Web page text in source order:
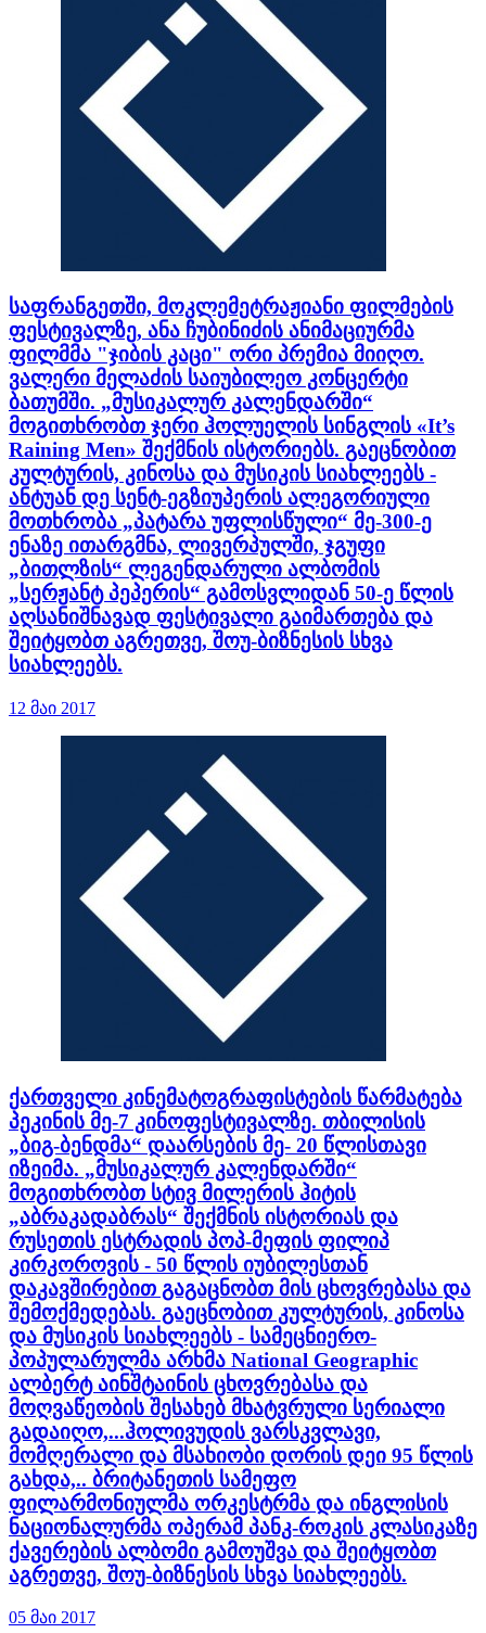
საფრანგეთში, მოკლემეტრაჟიანი ფილმების
ფესტივალზე, ანა ჩუბინიძის ანიმაციურმა
ფილმმა "ჯიბის კაცი" ორი პრემია მიიღო.
ვალერი მელაძის საიუბილეო კონცერტი
ბათუმში. „მუსიკალურ კალენდარში“
მოგითხრობთ ჯერი ჰოლუელის სინგლის «It’s
Raining Men» შექმნის ისტორიებს. გაეცნობით
კულტურის, კინოსა და მუსიკის სიახლეებს -
ანტუან დე სენტ-ეგზიუპერის ალეგორიული
მოთხრობა „პატარა უფლისწული“ მე-300-ე
ენაზე ითარგმნა, ლივერპულში, ჯგუფი
„ბითლზის“ ლეგენდარული ალბომის
„სერჟანტ პეპერის“ გამოსვლიდან 50-ე წლის
აღსანიშნავად ფესტივალი გაიმართება და
შეიტყობთ აგრეთვე, შოუ-ბიზნესის სხვა
სიახლეებს.
12 მაი 2017
ქართველი კინემატოგრაფისტების წარმატება
პეკინის მე-7 კინოფესტივალზე. თბილისის
„ბიგ-ბენდმა“ დაარსების მე- 20 წლისთავი
იზეიმა. „მუსიკალურ კალენდარში“
მოგითხრობთ სტივ მილერის ჰიტის
„აბრაკადაბრას“ შექმნის ისტორიას და
რუსეთის ესტრადის პოპ-მეფის ფილიპ
კირკოროვის - 50 წლის იუბილესთან
დაკავშირებით გაგაცნობთ მის ცხოვრებასა და
შემოქმედებას. გაეცნობით კულტურის, კინოსა
და მუსიკის სიახლეებს - სამეცნიერო-
პოპულარულმა არხმა National Geographic
ალბერტ აინშტაინის ცხოვრებასა და
მოღვაწეობის შესახებ მხატვრული სერიალი
გადაიღო,...ჰოლივუდის ვარსკვლავი,
მომღერალი და მსახიობი დორის დეი 95 წლის
გახდა,.. ბრიტანეთის სამეფო
ფილარმონიულმა ორკესტრმა და ინგლისის
ნაციონალურმა ოპერამ პანკ-როკის კლასიკაზე
ქავერების ალბომი გამოუშვა და შეიტყობთ
აგრეთვე, შოუ-ბიზნესის სხვა სიახლეებს.
05 მაი 2017